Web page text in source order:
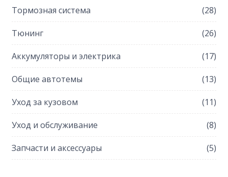
Тормозная система (28)
Тюнинг (26)
Аккумуляторы и электрика (17)
Общие автотемы (13)
Уход за кузовом (11)
Уход и обслуживание (8)
Запчасти и аксессуары (5)